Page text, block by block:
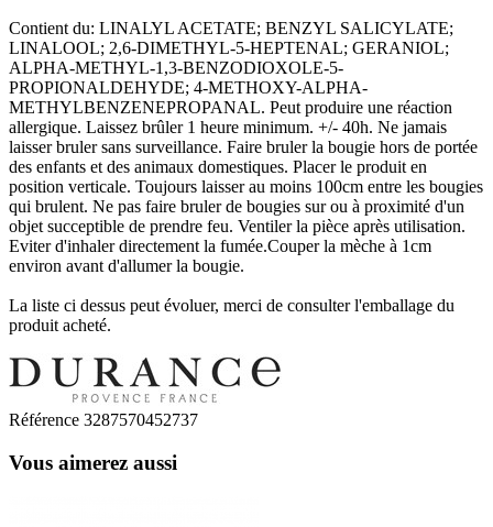
Contient du: LINALYL ACETATE; BENZYL SALICYLATE;
LINALOOL; 2,6-DIMETHYL-5-HEPTENAL; GERANIOL;
ALPHA-METHYL-1,3-BENZODIOXOLE-5-
PROPIONALDEHYDE; 4-METHOXY-ALPHA-
METHYLBENZENEPROPANAL. Peut produire une réaction
allergique. Laissez brûler 1 heure minimum. +/- 40h. Ne jamais
laisser bruler sans surveillance. Faire bruler la bougie hors de portée
des enfants et des animaux domestiques. Placer le produit en
position verticale. Toujours laisser au moins 100cm entre les bougies
qui brulent. Ne pas faire bruler de bougies sur ou à proximité d'un
objet succeptible de prendre feu. Ventiler la pièce après utilisation.
Eviter d'inhaler directement la fumée.Couper la mèche à 1cm
environ avant d'allumer la bougie.
La liste ci dessus peut évoluer, merci de consulter l'emballage du
produit acheté.
Référence 3287570452737
Vous aimerez aussi